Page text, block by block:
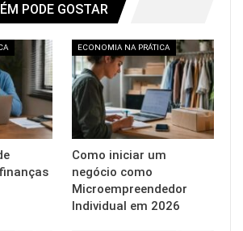
PODE GOSTAR
ECONOMIA NA PRÁTICA
Como iniciar um
negócio como
Microempreendedor
Individual em 2026